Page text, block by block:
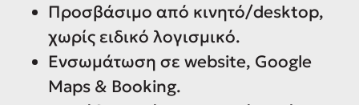
Προσβάσιμο από κινητό/desktop,
χωρίς ειδικό λογισμικό.
Ενσωμάτωση σε website, Google
Maps & Booking.